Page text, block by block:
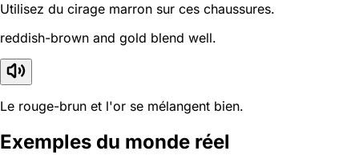
Utilisez du cirage marron sur ces chaussures.
reddish-brown and gold blend well.
Le rouge-brun et l'or se mélangent bien.
Exemples du monde réel